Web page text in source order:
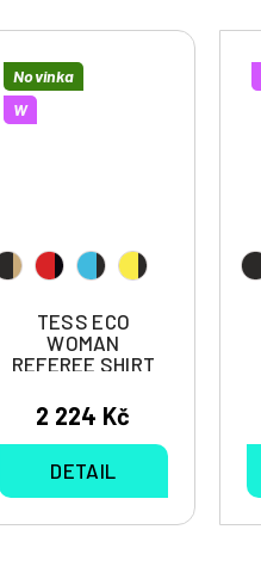
Novinka
W
TESS ECO
WOMAN
REFEREE SHIRT
2 224 Kč
DETAIL